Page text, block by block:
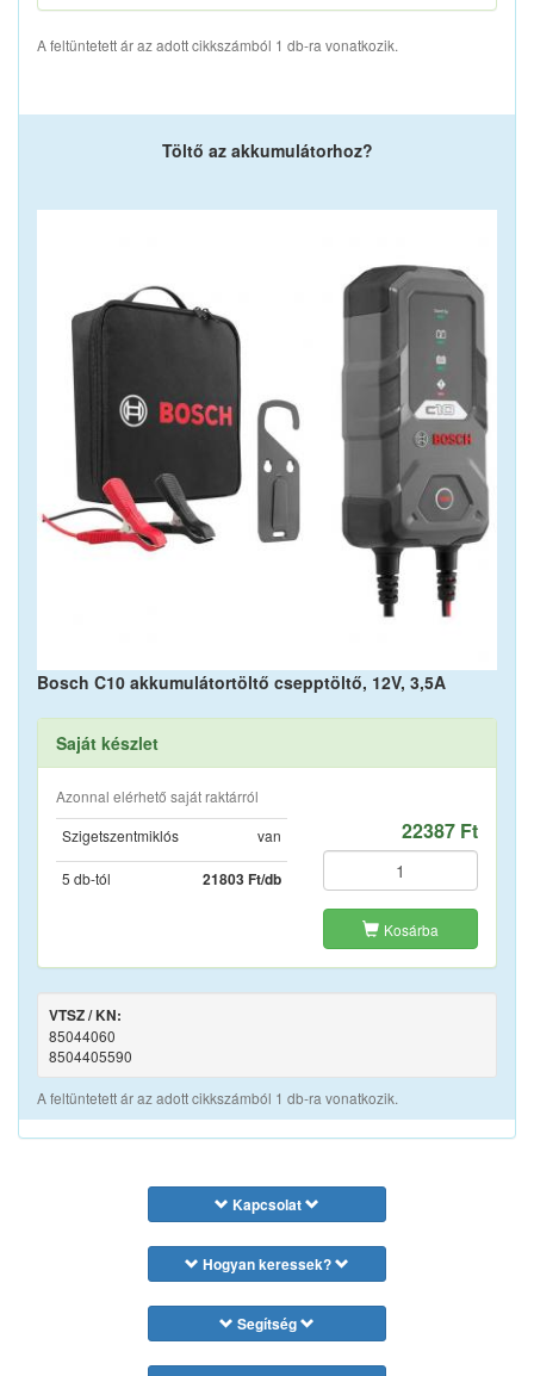
A feltüntetett ár az adott cikkszámból 1 db-ra vonatkozik.
Töltő az akkumulátorhoz?
Bosch C10 akkumulátortöltő csepptöltő, 12V, 3,5A
Saját készlet
Azonnal elérhető saját raktárról
Szigetszentmiklós
van
5 db-tól 21803 Ft/db
22387 Ft
Kosárba
VTSZ / KN:
85044060
8504405590
A feltüntetett ár az adott cikkszámból 1 db-ra vonatkozik.
Kapcsolat
Hogyan keressek?
Segítség